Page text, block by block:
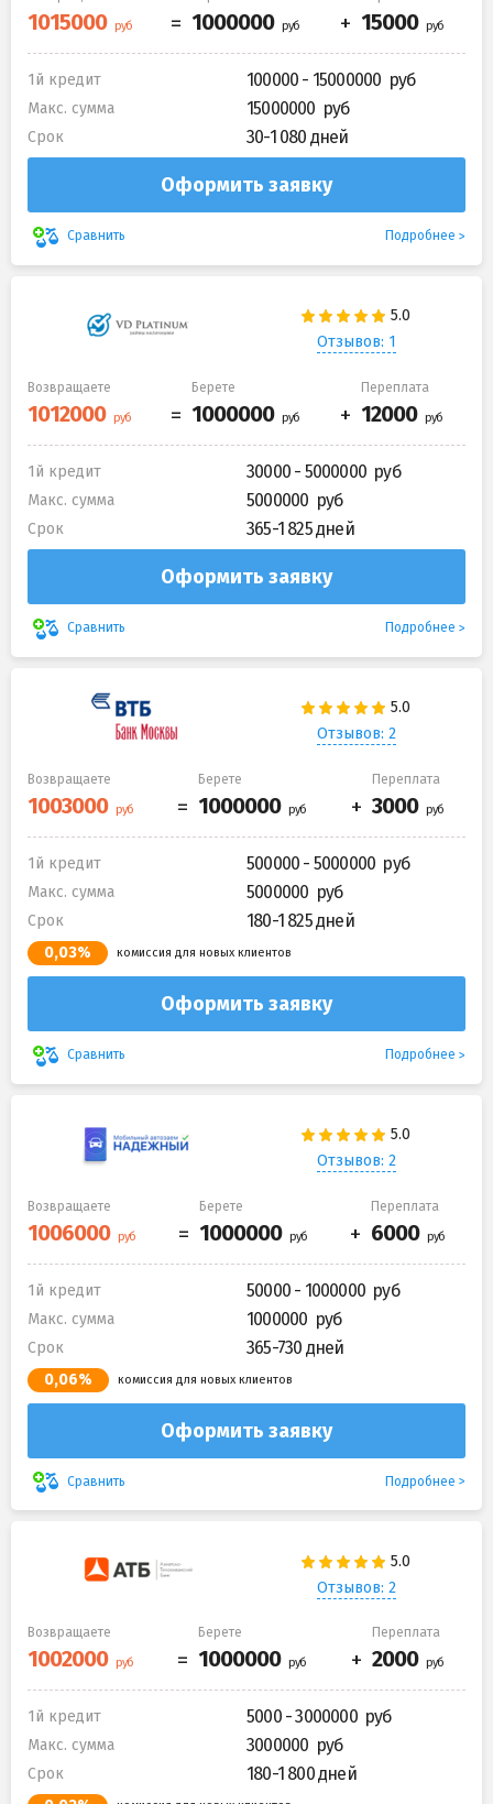
1й кредит 100000 - 15000000
Макс. сумма 15000000
Срок 30-1 080 дней
Оформить заявку
Сравнить Подробнее
Отзывов: 1
Возвращаете Берете Переплата
1й кредит 30000 - 5000000
Макс. сумма 5000000
Срок 365-1 825 дней
Оформить заявку
Сравнить Подробнее
Отзывов: 2
Возвращаете Берете Переплата
1й кредит 500000 - 5000000
Макс. сумма 5000000
Срок 180-1 825 дней
0,03% комиссия для новых клиентов
Оформить заявку
Сравнить Подробнее
Отзывов: 2
Возвращаете Берете Переплата
1й кредит 50000 - 1000000
Макс. сумма 1000000
Срок 365-730 дней
0,06% комиссия для новых клиентов
Оформить заявку
Сравнить Подробнее
Отзывов: 2
Возвращаете Берете Переплата
1й кредит 5000 - 3000000
Макс. сумма 3000000
Срок 180-1 800 дней